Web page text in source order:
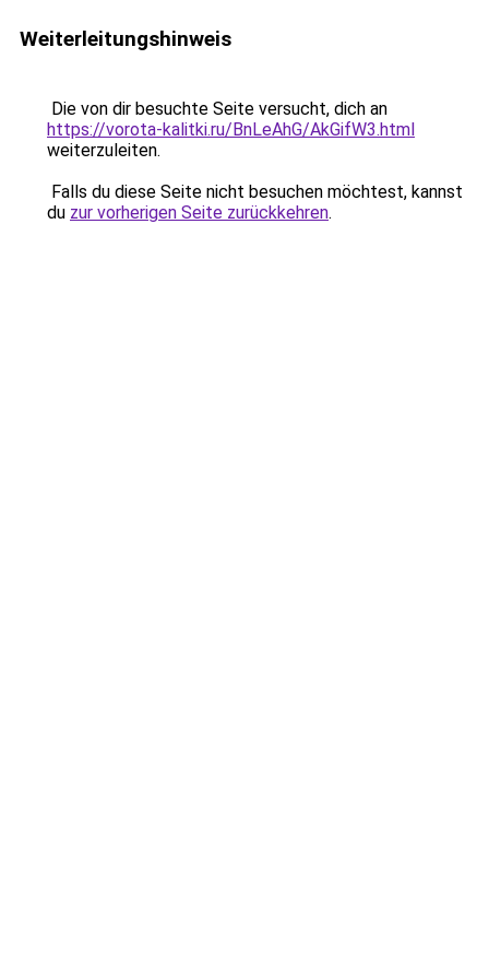
Weiterleitungshinweis
Die von dir besuchte Seite versucht, dich an
https://vorota-kalitki.ru/BnLeAhG/AkGifW3.html
weiterzuleiten.
Falls du diese Seite nicht besuchen möchtest, kannst
du zur vorherigen Seite zurückkehren.